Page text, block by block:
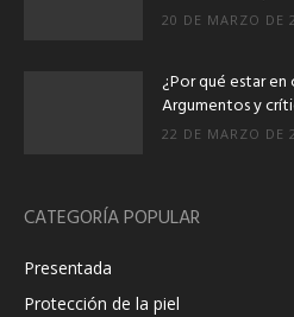
20 DE MARZO DE
¿Por qué estar
Argumentos y
22 DE MARZO DE
CATEGORÍA POPULAR
Presentada
Protección de la piel